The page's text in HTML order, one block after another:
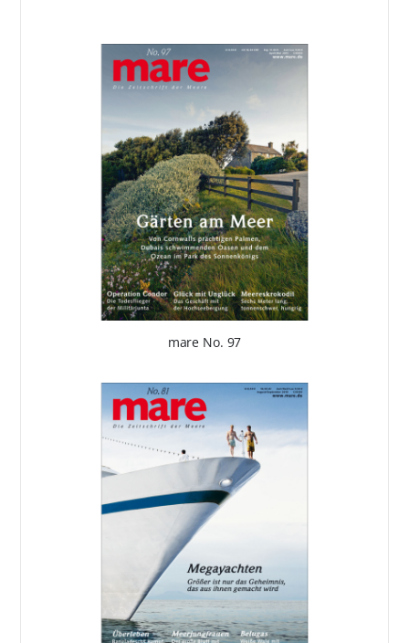
mare No. 97